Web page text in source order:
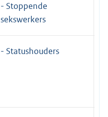
- Stoppende
sekswerkers
- Statushouders